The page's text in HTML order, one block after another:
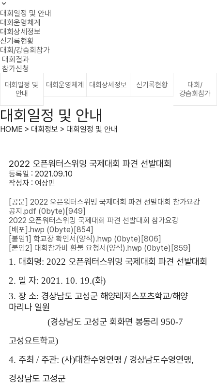
대회일정 및 안내
대회운영체계
대회상세정보
신기록현황
대회/강습회참가
대회결과
참가신청
대회일정 및
안내
대회운영체계 대회상세정보 신기록현황
대회/
강습회참가
대회일정 및 안내
HOME > 대회정보 > 대회일정 및 안내
2022 오픈워터스위밍 국제대회 파견 선발대회
등록일 : 2021.09.10
작성자 : 여상민
[공문] 2022 오픈워터스위밍 국제대회 파견 선발대회 참가요강
공지.pdf (0byte) [949]
2022 오픈워터스위밍 국제대회 파견 선발대회 참가요강
[배포].hwp (0byte) [854]
[붙임1] 학교장 확인서(양식).hwp (0byte) [806]
[붙임2] 대회참가비 환불 요청서(양식).hwp (0byte) [859]
1. 대회명: 2022 오픈워터스위밍 국제대회 파견 선발대회
2. 일 자: 2021. 10. 19.(화)
3. 장 소: 경상남도 고성군 해양레저스포츠학교/해양
마리나 일원
(경상남도 고성군 회화면 봉동리 950-7
고성요트학교)
4. 주최 / 주관: (사)대한수영연맹 / 경상남도수영연맹,
경상남도 고성군